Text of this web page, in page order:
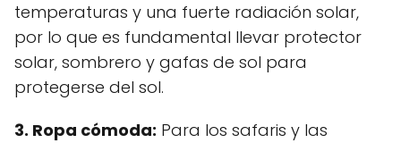
temperaturas y una fuerte radiación solar,
por lo que es fundamental llevar protector
solar, sombrero y gafas de sol para
protegerse del sol.
3. Ropa cómoda: Para los safaris y las